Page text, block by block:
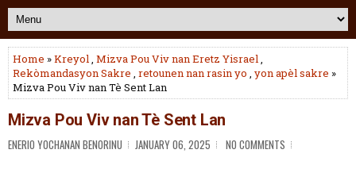
Home »Kreyol, Mizva Pou Viv nan Eretz Yisrael,
Rekòmandasyon Sakre , retounen nan rasin yo , yon apèl sakre »
Mizva Pou Viv nan Tè Sent Lan
Mizva Pou Viv nan Tè Sent Lan
ENERIO YOCHANAN BENORINU JANUARY 06, 2025 NO COMMENTS